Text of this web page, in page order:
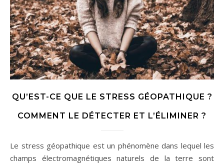
QU’EST-CE QUE LE STRESS GÉOPATHIQUE ?
COMMENT LE DÉTECTER ET L’ÉLIMINER ?
Le stress géopathique est un phénomène dans lequel les
champs électromagnétiques naturels de la terre sont